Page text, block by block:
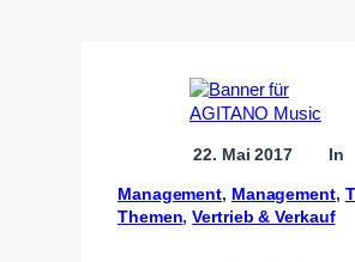
22. Mai 2017 In
Management, Management,
Themen, Vertrieb & Verkauf